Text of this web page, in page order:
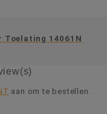
Toelating 14061N
aan om te bestellen.